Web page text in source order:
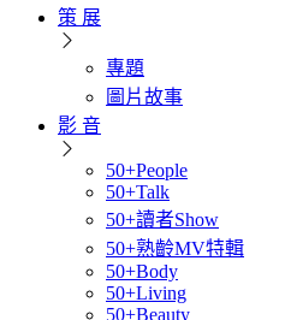
策 展
專題
圖片故事
影 音
50+People
50+Talk
50+讀者Show
50+熟齡MV特輯
50+Body
50+Living
50+Beauty